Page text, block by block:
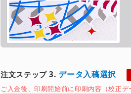
注文ステップ 3.データ入稿選択
ご入金後、印刷開始前に印刷内容（校正デ